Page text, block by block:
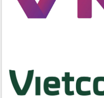
Tập huấn nâng cao năng lực triển khai
chuyển đổi số cho cán bộ, công chức
Đẩy mạnh cải cách hành chính, quyết
tâm đạt được mục tiêu tăng trưởng
hai con số trong năm 2026